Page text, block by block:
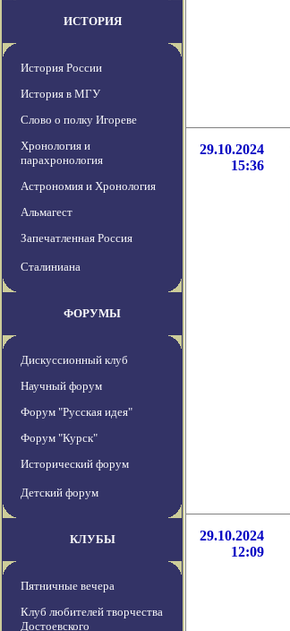
ИСТОРИЯ
История России
История в МГУ
Слово о полку Игореве
Хронология и
парахронология
Астрономия и Хронология
Альмагест
Запечатленная Россия
Сталиниана
ФОРУМЫ
Дискуссионный клуб
Научный форум
Форум "Русская идея"
Форум "Курск"
Исторический форум
Детский форум
КЛУБЫ
Пятничные вечера
Клуб любителей творчества
Достоевского
29.10.2024
15:36
29.10.2024
12:09